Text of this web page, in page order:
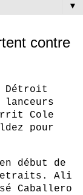
▼
contre
Détroit
Cole
pour
début de
retraits. Ali
Caballero